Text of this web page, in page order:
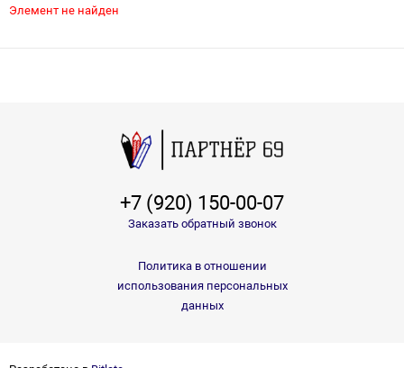
Элемент не найден
+7 (920) 150-00-07
Заказать обратный звонок
Политика в отношении
использования персональных
данных